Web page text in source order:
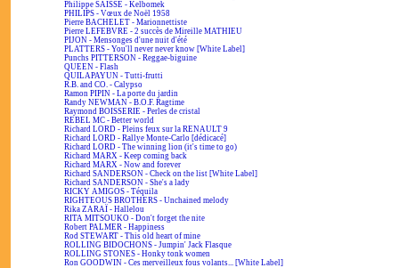
Philippe SAISSE - Kelbomek
PHILIPS - Vœux de Noël 1958
Pierre BACHELET - Marionnettiste
Pierre LEFEBVRE - 2 succès de Mireille MATHIEU
PIJON - Mensonges d'une nuit d'été
PLATTERS - You'll never never know [White Label]
Punchs PITTERSON - Reggae-biguine
QUEEN - Flash
QUILAPAYUN - Tutti-frutti
R.B. and CO. - Calypso
Ramon PIPIN - La porte du jardin
Randy NEWMAN - B.O.F. Ragtime
Raymond BOISSERIE - Perles de cristal
REBEL MC - Better world
Richard LORD - Pleins feux sur la RENAULT 9
Richard LORD - Rallye Monte-Carlo [dédicacé]
Richard LORD - The winning lion (it's time to go)
Richard MARX - Keep coming back
Richard MARX - Now and forever
Richard SANDERSON - Check on the list [White Label]
Richard SANDERSON - She's a lady
RICKY AMIGOS - Téquila
RIGHTEOUS BROTHERS - Unchained melody
Rika ZARAÏ - Hallelou
RITA MITSOUKO - Don't forget the nite
Robert PALMER - Happiness
Rod STEWART - This old heart of mine
ROLLING BIDOCHONS - Jumpin' Jack Flasque
ROLLING STONES - Honky tonk women
Ron GOODWIN - Ces merveilleux fous volants... [White Label]